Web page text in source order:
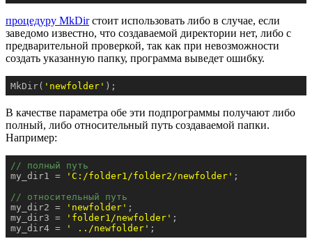
процедуру MkDirстоит использовать либо в случае, если
заведомо известно, что создаваемой директории нет, либо с
предварительной проверкой, так как при невозможности
создать указанную папку, программа выведет ошибку.
MkDir( 'newfolder' );
В качестве параметра обе эти подпрограммы получают либо
полный, либо относительный путь создаваемой папки.
Например:
// полный путь
my_dir1 =
'С:/folder1/folder2/newfolder' ;
// относительный путь
my_dir2 =
'newfolder' ;
my_dir3 =
'folder1/newfolder' ;
my_dir4 =
' ../newfolder' ;